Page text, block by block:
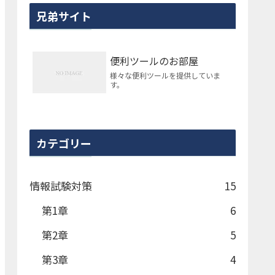
兄弟サイト
便利ツールのお部屋
様々な便利ツールを提供していま
す。
カテゴリー
情報試験対策
15
第1章
6
第2章
5
第3章
4